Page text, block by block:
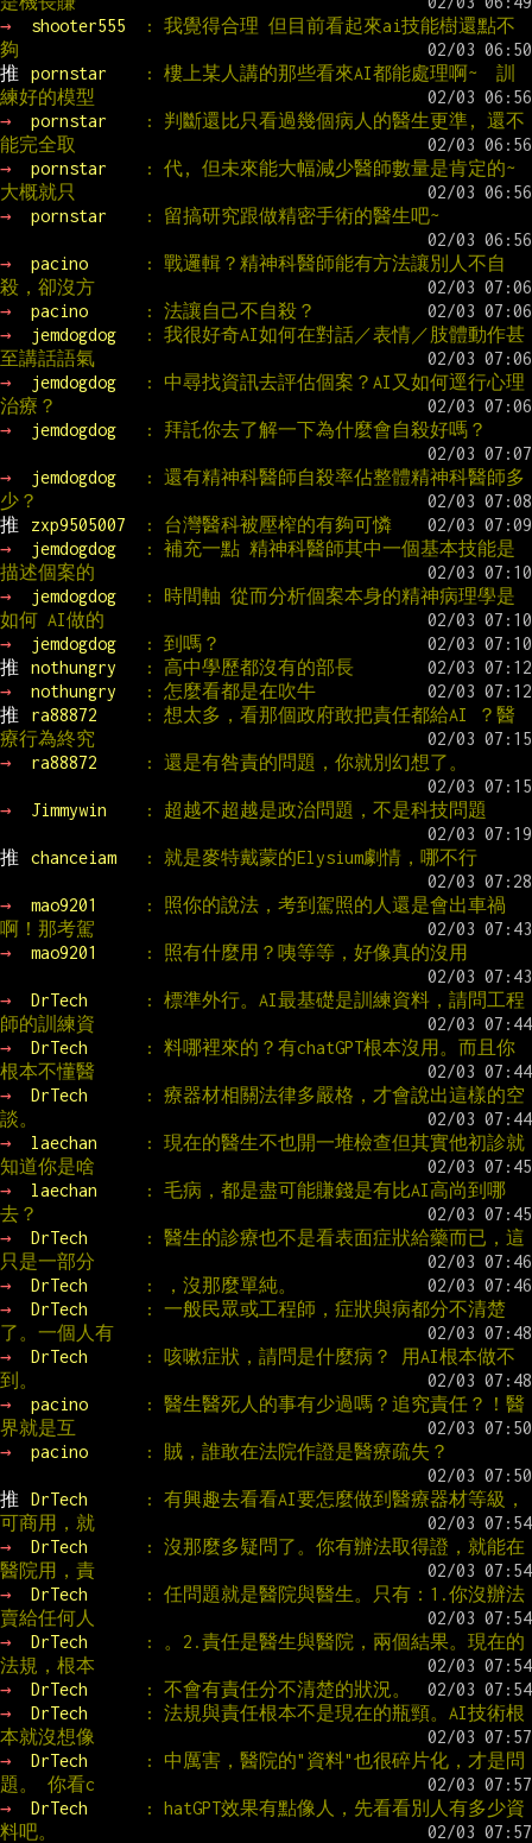
→
shooter555
: 我覺得合理 但目前看起來ai技能樹還點不
夠
推
pornstar
: 樓上某人講的那些看來AI都能處理啊~  訓
練好的模型
→
pornstar
: 判斷還比只看過幾個病人的醫生更準, 還不
能完全取
→
pornstar
: 代, 但未來能大幅減少醫師數量是肯定的~
大概就只
→
pornstar : 留搞研究跟做精密手術的醫生吧~
→ pacino
: 戰邏輯？精神科醫師能有方法讓別人不自
殺，卻沒方
→
pacino
: 法讓自己不自殺？
→
jemdogdog
: 我很好奇AI如何在對話／表情／肢體動作甚
至講話語氣
→
jemdogdog
: 中尋找資訊去評估個案？AI又如何逕行心理
治療？
→
jemdogdog : 拜託你去了解一下為什麼會自殺好嗎？
→ jemdogdog
: 還有精神科醫師自殺率佔整體精神科醫師多
少？
推
zxp9505007
: 台灣醫科被壓榨的有夠可憐
→
jemdogdog
: 補充一點 精神科醫師其中一個基本技能是
描述個案的
→
jemdogdog
: 時間軸 從而分析個案本身的精神病理學是
如何 AI做的
→
jemdogdog
: 到嗎？
推
nothungry
: 高中學歷都沒有的部長
→
nothungry
: 怎麼看都是在吹牛
推
ra88872
: 想太多，看那個政府敢把責任都給AI ？醫
療行為終究
→
ra88872 : 還是有咎責的問題，你就別幻想了。
→ Jimmywin : 超越不超越是政治問題，不是科技問題
推 chanceiam : 就是麥特戴蒙的Elysium劇情，哪不行
→ mao9201
: 照你的說法，考到駕照的人還是會出車禍
啊！那考駕
→
mao9201 : 照有什麼用？咦等等，好像真的沒用
→ DrTech
: 標準外行。AI最基礎是訓練資料，請問工程
師的訓練資
→
DrTech
: 料哪裡來的？有chatGPT根本沒用。而且你
根本不懂醫
→
DrTech
: 療器材相關法律多嚴格，才會說出這樣的空
談。
→
laechan
: 現在的醫生不也開一堆檢查但其實他初診就
知道你是啥
→
laechan
: 毛病，都是盡可能賺錢是有比AI高尚到哪
去？
→
DrTech
: 醫生的診療也不是看表面症狀給藥而已，這
只是一部分
→
DrTech
: ，沒那麼單純。
→
DrTech
: 一般民眾或工程師，症狀與病都分不清楚
了。一個人有
→
DrTech
: 咳嗽症狀，請問是什麼病？ 用AI根本做不
到。
→
pacino
: 醫生醫死人的事有少過嗎？追究責任？！醫
界就是互
→
pacino : 賊，誰敢在法院作證是醫療疏失？
推 DrTech
: 有興趣去看看AI要怎麼做到醫療器材等級，
可商用，就
→
DrTech
: 沒那麼多疑問了。你有辦法取得證，就能在
醫院用，責
→
DrTech
: 任問題就是醫院與醫生。只有：1.你沒辦法
賣給任何人
→
DrTech
: 。2.責任是醫生與醫院，兩個結果。現在的
法規，根本
→
DrTech
: 不會有責任分不清楚的狀況。
→
DrTech
: 法規與責任根本不是現在的瓶頸。AI技術根
本就沒想像
→
DrTech
: 中厲害，醫院的"資料"也很碎片化，才是問
題。 你看c
→
DrTech
: hatGPT效果有點像人，先看看別人有多少資
料吧。